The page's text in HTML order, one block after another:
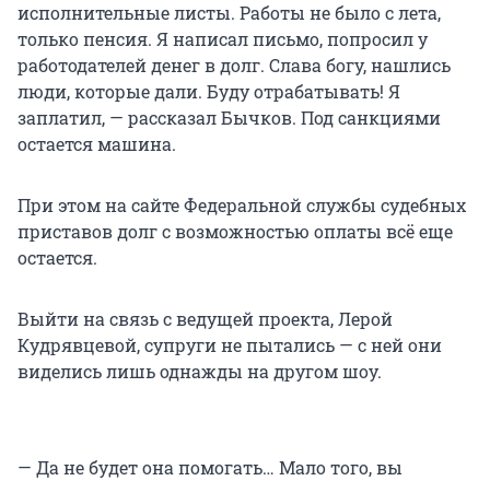
исполнительные листы. Работы не было с лета,
только пенсия. Я написал письмо, попросил у
работодателей денег в долг. Слава богу, нашлись
люди, которые дали. Буду отрабатывать! Я
заплатил, — рассказал Бычков. Под санкциями
остается машина.
При этом на сайте Федеральной службы судебных
приставов долг с возможностью оплаты всё еще
остается.
Выйти на связь с ведущей проекта, Лерой
Кудрявцевой, супруги не пытались — с ней они
виделись лишь однажды на другом шоу.
— Да не будет она помогать… Мало того, вы